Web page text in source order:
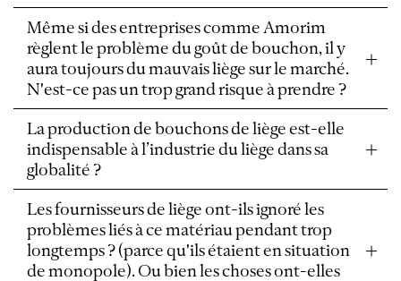
Même si des entreprises comme Amorim
règlent le problème du goût de bouchon, il y
aura toujours du mauvais liège sur le marché.
N'est-ce pas un trop grand risque à prendre ?
La production de bouchons de liège est-elle
indispensable à l’industrie du liège dans sa
globalité ?
Les fournisseurs de liège ont-ils ignoré les
problèmes liés à ce matériau pendant trop
longtemps ? (parce qu'ils étaient en situation
de monopole). Ou bien les choses ont-elles